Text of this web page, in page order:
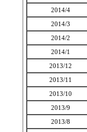
2014/4
2014/3
2014/2
2014/1
2013/12
2013/11
2013/10
2013/9
2013/8